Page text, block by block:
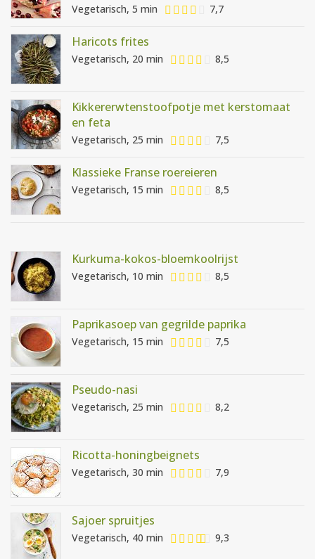
Vegetarisch, 5 min 7,7
Haricots frites
Vegetarisch, 20 min 8,5
Kikkererwtenstoofpotje met kerstomaat
en feta
Vegetarisch, 25 min 7,5
Klassieke Franse roereieren
Vegetarisch, 15 min 8,5
Kurkuma-kokos-bloemkoolrijst
Vegetarisch, 10 min 8,5
Paprikasoep van gegrilde paprika
Vegetarisch, 15 min 7,5
Pseudo-nasi
Vegetarisch, 25 min 8,2
Ricotta-honingbeignets
Vegetarisch, 30 min 7,9
Sajoer spruitjes
Vegetarisch, 40 min 9,3